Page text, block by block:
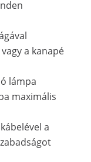
a kanapé
lámpa
maximális
a